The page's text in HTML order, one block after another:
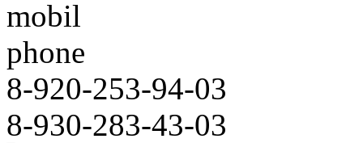
8-920-253-94-03
8-930-283-43-03